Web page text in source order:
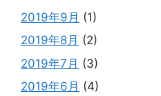
2019年9月 (1)
2019年8月 (2)
2019年7月 (3)
2019年6月 (4)